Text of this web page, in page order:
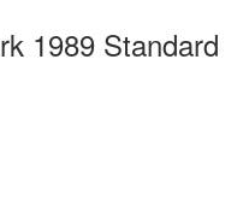
1989 Standard